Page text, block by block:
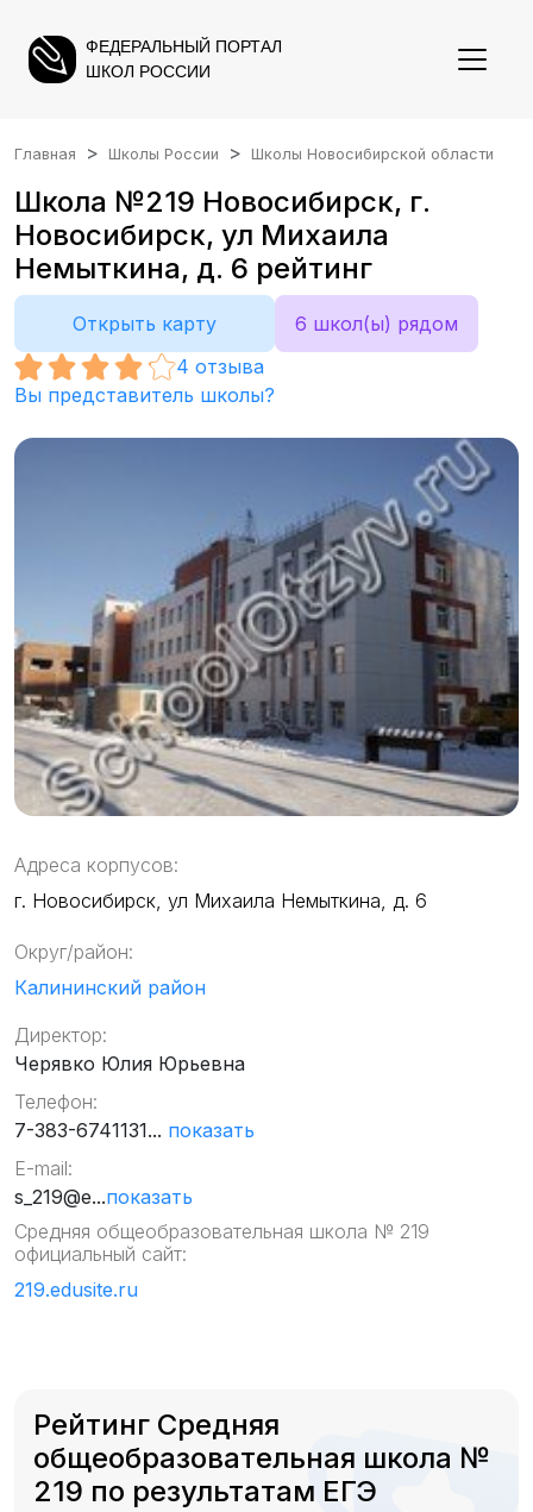
ФЕДЕРАЛЬНЫЙ ПОРТАЛ
ШКОЛ РОССИИ
Главная Школы России Школы Новосибирской области
Школа №219 Новосибирск, г.
Новосибирск, ул Михаила
Немыткина, д. 6 рейтинг
Открыть карту
6 школ(ы) рядом
4 отзыва
Вы представитель школы?
Адреса корпусов:
г. Новосибирск, ул Михаила Немыткина, д. 6
Округ/район:
Калининский район
Директор:
Черявко Юлия Юрьевна
Телефон:
7-383-6741131... показать
E-mail:
s_219@e...показать
Средняя общеобразовательная школа № 219
официальный сайт:
219.edusite.ru
Рейтинг Средняя
общеобразовательная школа №
219 по результатам ЕГЭ